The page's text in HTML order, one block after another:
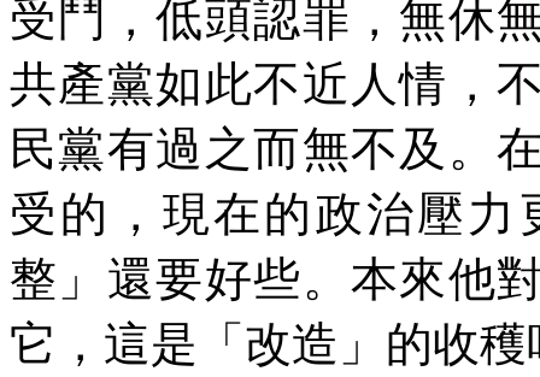
受鬥，低頭認罪，無休
共產黨如此不近人情，
民黨有過之而無不及。
受的，現在的政治壓
整」還要好些。本來他
它，這是「改造」的收穫